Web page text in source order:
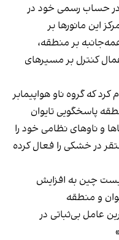
حساب رسمی خود در
این مانورها بر
بر منطقه،
کنترل بر مسیرهای
کرد که گروه ناو هواپیمابر
پاسخگویی تایوان
و ناوهای نظامی خود را
در خشکی را فعال کرده
چین به افزایش
و منطقه
عامل بی‌ثباتی در